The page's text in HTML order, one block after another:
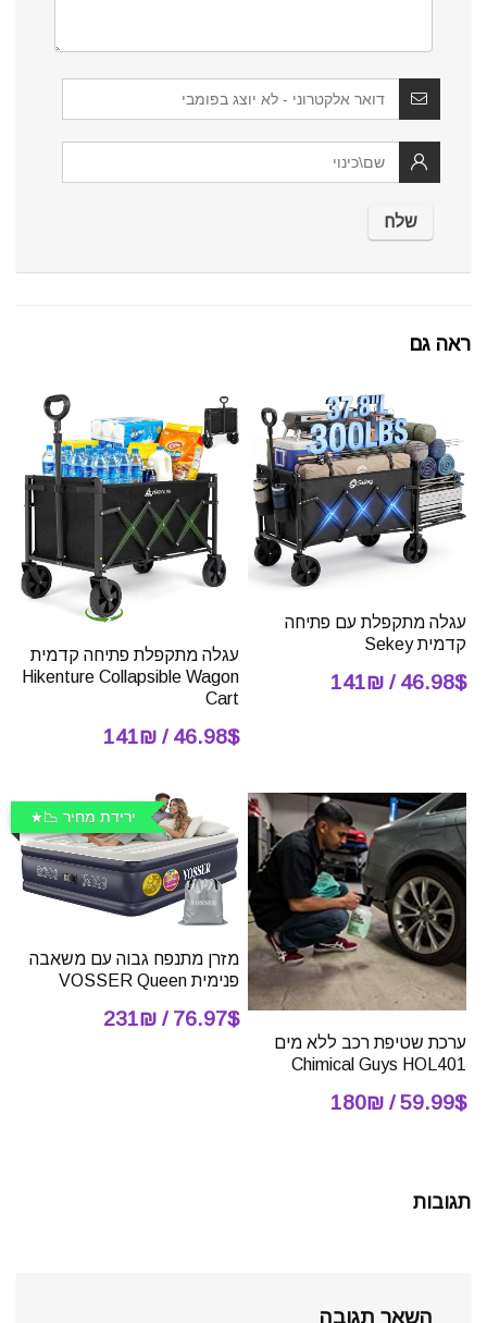
ראה גם
עגלה מתקפלת עם פתיחה
קדמית Sekey
46.98$ / 141₪
עגלה מתקפלת פתיחה קדמית
Hikenture Collapsible Wagon
Cart
46.98$ / 141₪
ערכת שטיפת רכב ללא מים
Chimical Guys HOL401
59.99$ / 180₪
ירידת מחיר 📉
מזרן מתנפח גבוה עם משאבה
פנימית VOSSER Queen
76.97$ / 231₪
תגובות
השאר תגובה